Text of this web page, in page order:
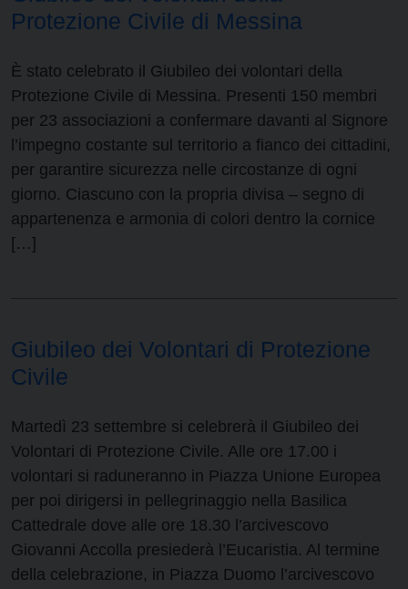
Protezione Civile di Messina
È stato celebrato il Giubileo dei volontari della
Protezione Civile di Messina. Presenti 150 membri
per 23 associazioni a confermare davanti al Signore
l’impegno costante sul territorio a fianco dei cittadini,
per garantire sicurezza nelle circostanze di ogni
giorno. Ciascuno con la propria divisa – segno di
appartenenza e armonia di colori dentro la cornice
[…]
Giubileo dei Volontari di Protezione
Civile
Martedì 23 settembre si celebrerà il Giubileo dei
Volontari di Protezione Civile. Alle ore 17.00 i
volontari si raduneranno in Piazza Unione Europea
per poi dirigersi in pellegrinaggio nella Basilica
Cattedrale dove alle ore 18.30 l’arcivescovo
Giovanni Accolla presiederà l’Eucaristia. Al termine
della celebrazione, in Piazza Duomo l’arcivescovo